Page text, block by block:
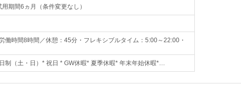
期間6ヵ月（条件変更なし）
働時間8時間／休憩：45分・フレキシブルタイム：5:00～22:00・
制（土・日）* 祝日 * GW休暇* 夏季休暇* 年末年始休暇*…